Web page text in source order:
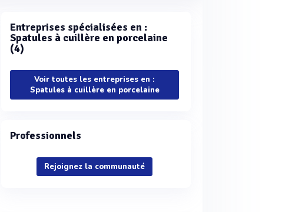
Entreprises spécialisées en :
Spatules à cuillère en porcelaine
(4)
Voir toutes les entreprises en :
Spatules à cuillère en porcelaine
Professionnels
Rejoignez la communauté